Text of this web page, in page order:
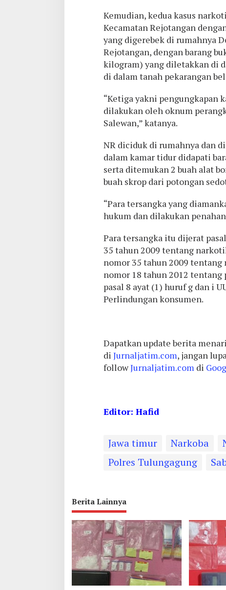
Kemudian, kedua kasus
Kecamatan Rejotangan
yang digerebek di rumahnya
Rejotangan, dengan barang
kilogram) yang diletakkan di
di dalam tanah pekarangan
“Ketiga yakni pengungkapan
dilakukan oleh oknum
Salewan,” katanya.
NR diciduk di rumahnya dan
dalam kamar tidur didapati
serta ditemukan 2 buah alat
buah skrop dari potongan
“Para tersangka yang
hukum dan dilakukan
Para tersangka itu dijerat
35 tahun 2009 tentang
nomor 35 tahun 2009 tentang
nomor 18 tahun 2012 tentang
pasal 8 ayat (1) huruf g dan i
Perlindungan konsumen.
Dapatkan update berita
di Jurnaljatim.com, jangan
followJurnaljatim.com di
Editor: Hafid
Jawa timur Narkoba
Polres Tulungagung
Berita Lainnya